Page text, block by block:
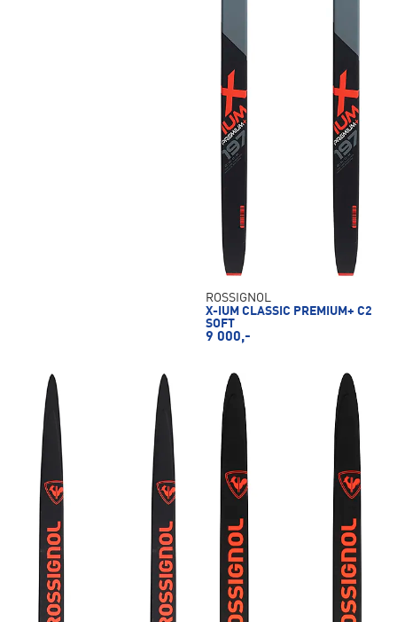
ROSSIGNOL
X-IUM CLASSIC PREMIUM+ C2
SOFT
9 000,-